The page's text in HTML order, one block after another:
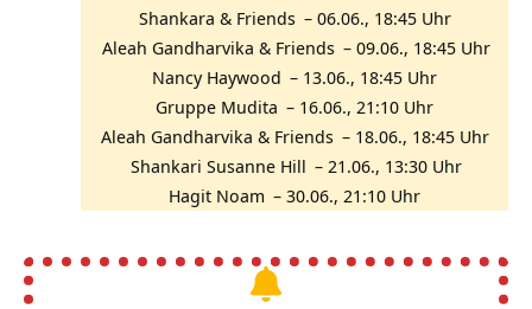
Shankara & Friends – 06.06., 18:45 Uhr
Aleah Gandharvika & Friends – 09.06., 18:45 Uhr
Nancy Haywood – 13.06., 18:45 Uhr
Gruppe Mudita – 16.06., 21:10 Uhr
Aleah Gandharvika & Friends – 18.06., 18:45 Uhr
Shankari Susanne Hill – 21.06., 13:30 Uhr
Hagit Noam – 30.06., 21:10 Uhr